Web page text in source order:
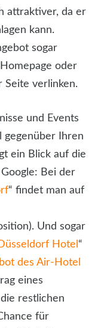
attraktiver, da er
kann.
sogar
oder
Seite verlinken.
und Events
gegenüber Ihren
ein Blick auf die
Bei der
“ findet man auf
Und sogar
Hotel “
des Air-Hotel
eines
restlichen
für